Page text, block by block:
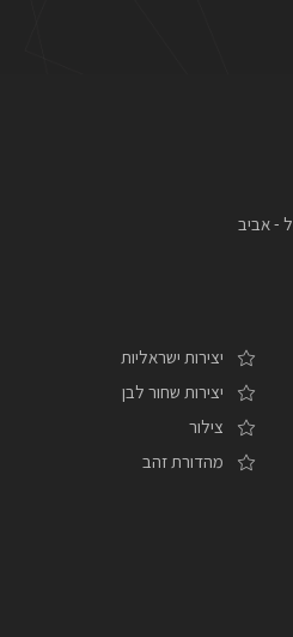
יצירות ישראליות
יצירות שחור לבן
צילור
מהדורת זהב